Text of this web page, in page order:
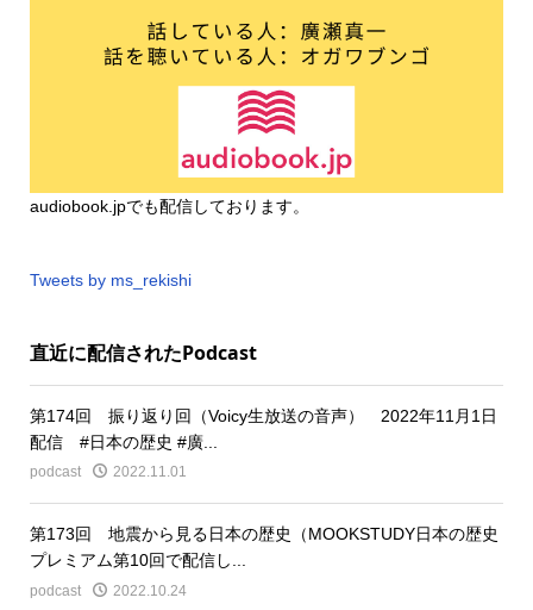
audiobook.jpでも配信しております。
Tweets by ms_rekishi
直近に配信されたPodcast
第174回 振り返り回（Voicy生放送の音声） 2022年11月1日
配信 #日本の歴史 #廣...
podcast 2022.11.01
第173回 地震から見る日本の歴史（MOOKSTUDY日本の歴史
プレミアム第10回で配信し...
podcast 2022.10.24